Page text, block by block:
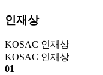
인재상
KOSAC 인재상
KOSAC 인재상
01